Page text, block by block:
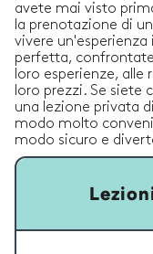
avete mai visto
la prenotazione di
vivere un'esperienza
perfetta,
loro esperienze, alle
loro prezzi. Se siete
una lezione privata
modo molto
modo sicuro e